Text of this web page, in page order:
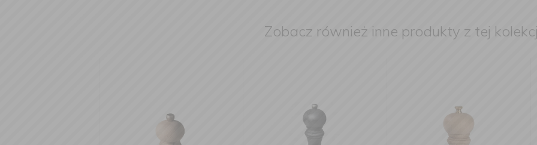
Zobacz również inne produkty z tej